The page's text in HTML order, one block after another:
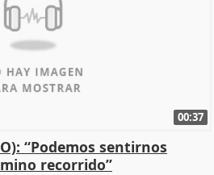
00:37
“Podemos sentirnos
recorrido”